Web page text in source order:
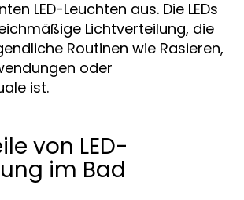
LED-Leuchten aus. Die LEDs
Lichtverteilung, die
Routinen wie Rasieren,
oder
ist.
von LED-
im Bad